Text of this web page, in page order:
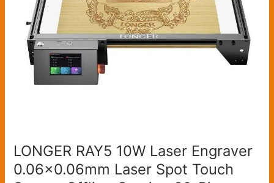
LONGER RAY5 10W Laser Engraver
0.06×0.06mm Laser Spot Touch
Touch
Screen
Offline
Carving